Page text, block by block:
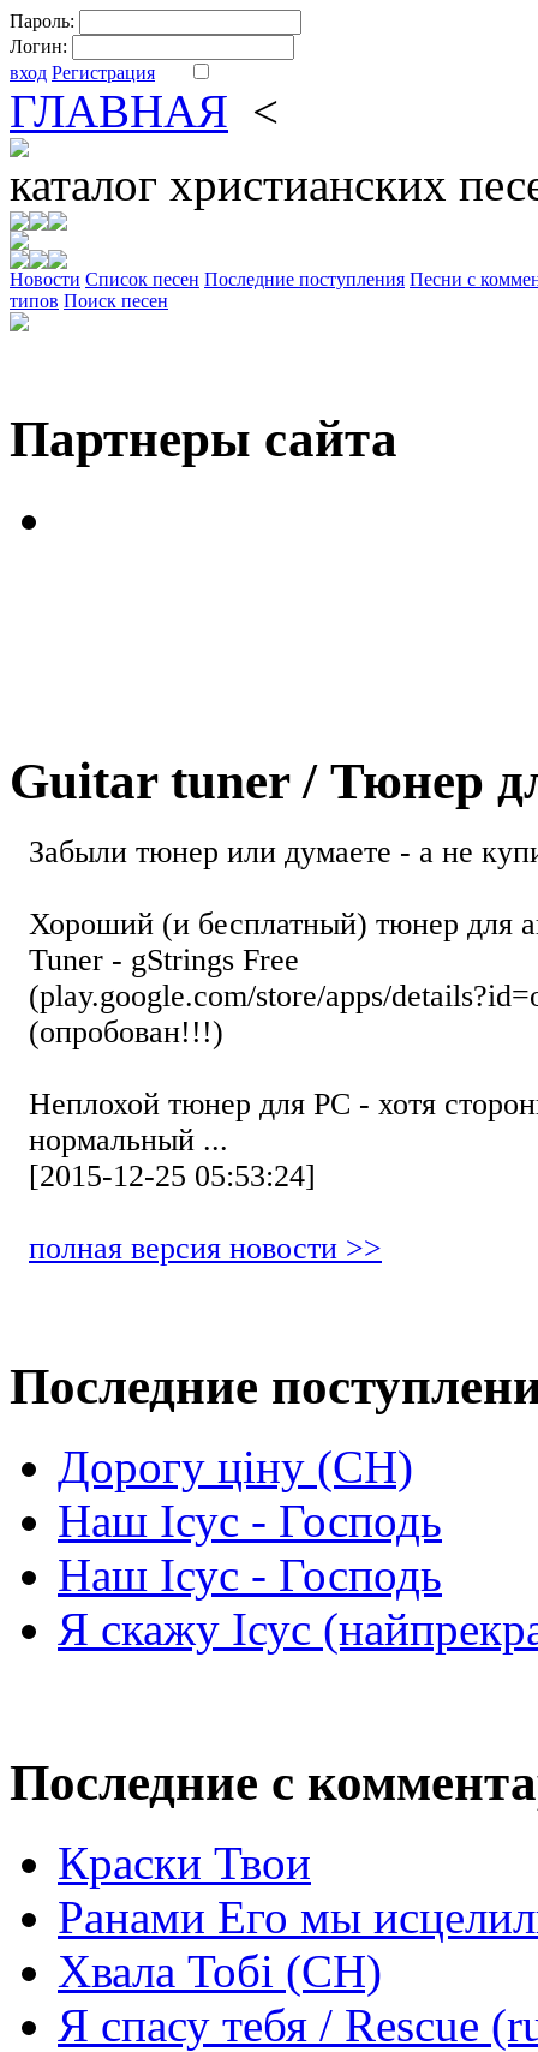
Пароль:
Логин:
вход Регистрация
ГЛАВНАЯ <
каталог христианских
Новости Cписок песен Последние поступления Песни с
типов Поиск песен
Партнеры сайта
Guitar tuner / Тюнер
Забыли тюнер или думаете - а не
Хороший (и бесплатный) тюнер для
Tuner - gStrings Free
(play.google.com/store/apps/
(опробован!!!)
Неплохой тюнер для РС - хотя
нормальный ...
[2015-12-25 05:53:24]
полная версия новости >>
Последние
Дорогу ціну (СН)
Наш Ісус - Господь
Наш Ісус - Господь
Я скажу Ісус
Последние с
Краски Твои
Ранами Его мы
Хвала Тобі (СН)
Я спасу тебя / Rescue